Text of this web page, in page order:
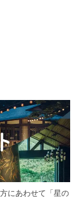
にあわせて「星の